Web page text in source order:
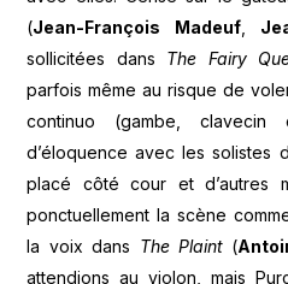
(Jean-François Madeuf,
sollicitées dans The Fairy
parfois même au risque de
continuo (gambe,
d’éloquence avec les solistes
placé côté cour et d’autres
ponctuellement la scène
la voix dans The Plaint (
attendions au violon, mais